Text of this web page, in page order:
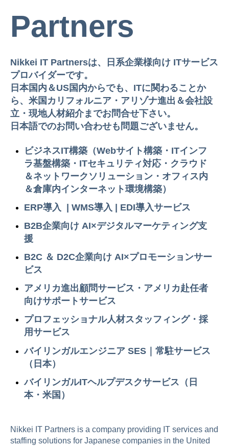
Partners
Nikkei IT Partnersは、日系企業様向け ITサービス
プロバイダーです。
日本国内＆US国内からでも、ITに関わることか
ら、米国カリフォルニア・アリゾナ進出＆会社設
立・現地人材紹介までお問合せ下さい。
日本語でのお問い合わせも問題ございません。
ビジネスIT構築（Webサイト構築・ITインフ
ラ基盤構築・ITセキュリティ対応・クラウド
＆ネットワークソリューション・オフィス内
＆倉庫内インターネット環境構築）
ERP導入 | WMS導入 | EDI導入サービス
B2B企業向け AI×デジタルマーケティング支
援
B2C ＆ D2C企業向けAI×プロモーションサー
ビス
アメリカ進出顧問サービス・アメリカ赴任者
向けサポートサービス
プロフェッショナル人材スタッフィング・採
用サービス
バイリンガルエンジニア SES｜常駐サービス
（日本）
バイリンガルITヘルプデスクサービス（日
本・米国）
Nikkei IT Partners is a company providing IT services and
staffing solutions for Japanese companies in the United